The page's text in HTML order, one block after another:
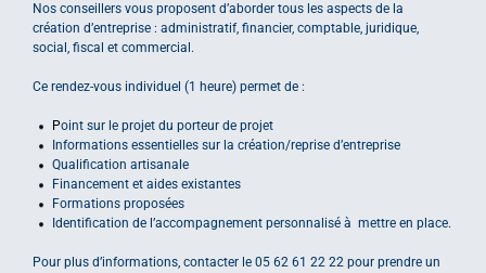
Nos conseillers vous proposent d’aborder tous les aspects de la
création d’entreprise : administratif, financier, comptable, juridique,
social, fiscal et commercial.
Ce rendez-vous individuel (1 heure) permet de :
Point sur le projet du porteur de projet
Informations essentielles sur la création/reprise d’entreprise
Qualification artisanale
Financement et aides existantes
Formations proposées
Identification de l’accompagnement personnalisé à mettre en place.
Pour plus d’informations, contacter le 05 62 61 22 22 pour prendre un